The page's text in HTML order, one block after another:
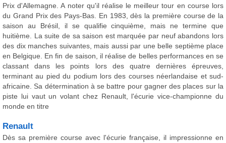
Prix d'Allemagne. A noter qu'il réalise le meilleur tour en course lors
du Grand Prix des Pays-Bas. En 1983, dès la première course de la
saison au Brésil, il se qualifie cinquième, mais ne termine que
huitième. La suite de sa saison est marquée par neuf abandons lors
des dix manches suivantes, mais aussi par une belle septième place
en Belgique. En fin de saison, il réalise de belles performances en se
classant dans les points lors des quatre dernières épreuves,
terminant au pied du podium lors des courses néerlandaise et sud-
africaine. Sa détermination à se battre pour gagner des places sur la
piste lui vaut un volant chez Renault, l'écurie vice-championne du
monde en titre
Renault
Dès sa première course avec l'écurie française, il impressionne en